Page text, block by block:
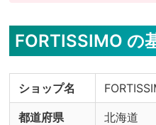
【お客様】
・検温実施
・うがい薬の用意
※感染症対策の実施状況
は、セラピストへ直接ご
FORTISSIMO の
ショップ名
都道府県 北海道